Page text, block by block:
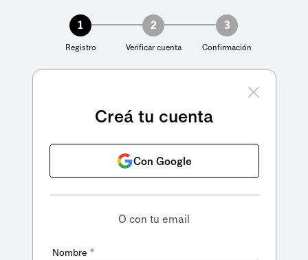
1
Registro
2
Verificar cuenta
3
Confirmación
Creá tu cuenta
Con Google
O con tu email
Nombre *